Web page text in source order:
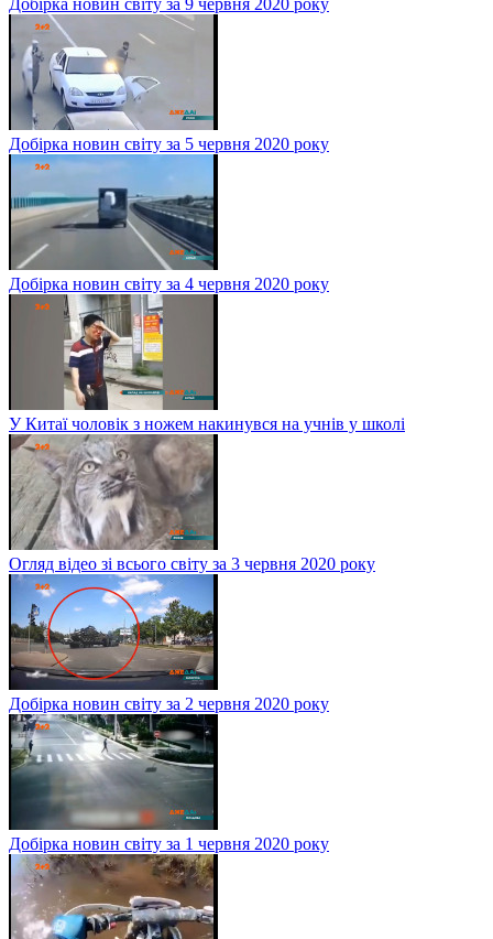
Добірка новин світу за 5 червня 2020 року
Добірка новин світу за 4 червня 2020 року
У Китаї чоловік з ножем накинувся на учнів у школі
Огляд відео зі всього світу за 3 червня 2020 року
Добірка новин світу за 2 червня 2020 року
Добірка новин світу за 1 червня 2020 року